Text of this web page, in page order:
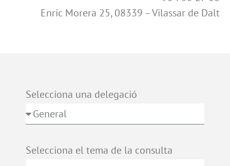
Enric Morera 25, 08339 – Vilassar de Dalt
Selecciona una delegació
Selecciona el tema de la consulta